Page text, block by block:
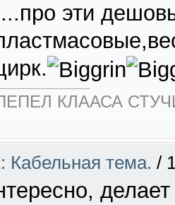
эти
КЛААСА
Кабельная тема. /
делает